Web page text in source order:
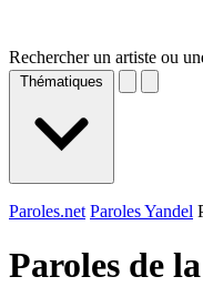
Rechercher un artiste ou
Thématiques
Paroles.net Paroles Yandel
Paroles de